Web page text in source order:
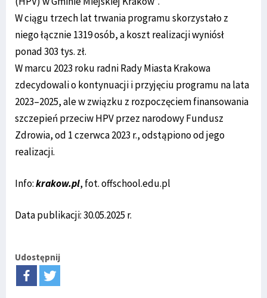
W ciągu trzech lat trwania programu skorzystało z
niego łącznie 1319 osób, a koszt realizacji wyniósł
ponad 303 tys. zł.
W marcu 2023 roku radni Rady Miasta Krakowa
zdecydowali o kontynuacji i przyjęciu programu na lata
2023–2025, ale w związku z rozpoczęciem finansowania
szczepień przeciw HPV przez narodowy Fundusz
Zdrowia, od 1 czerwca 2023 r., odstąpiono od jego
realizacji.
Info:krakow.pl, fot. offschool.edu.pl
Data publikacji: 30.05.2025 r.
Udostępnij